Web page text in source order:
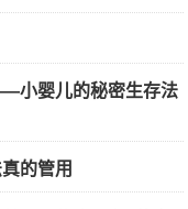
小婴儿的秘密生存法
的管用